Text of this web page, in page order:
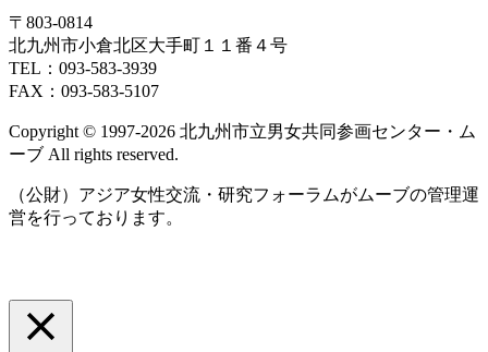
ト)
ト)
日
ベ
ン
ト)
日
ベ
ン
ト)
日
〒803‐0814
北九州市小倉北区大手町１１番４号
TEL：093‐583‐3939
FAX：093‐583‐5107
Copyright © 1997‐2026 北九州市立男女共同参画センター・ム
ーブ All rights reserved.
（公財）アジア女性交流・研究フォーラムがムーブの管理運
営を行っております。